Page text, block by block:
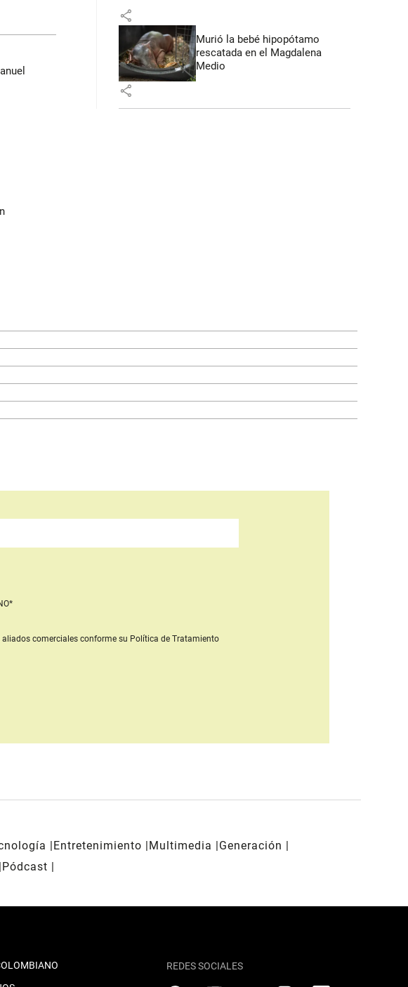
share
Murió la bebé hipopótamo
rescatada en el Magdalena
Medio
share
comercialesconforme su Política de Tratamiento
Entretenimiento Multimedia
Generación
Pódcast
REDES SOCIALES